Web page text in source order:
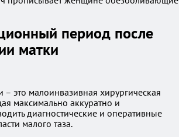
период после
матки
– это малоинвазивная хирургическая
максимально аккуратно и
диагностические и оперативные
малого таза.